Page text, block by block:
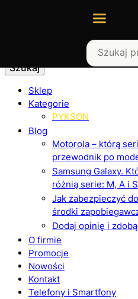
Sklep
Kategorie
PYKSON
Blog
Motorola – którą
przewodnik po
Samsung Galaxy.
różnią serie: M, A i
Jak zabezpieczyć
środki
Dodaj opinię i
O firmie
Promocje
Nowości
Kontakt
Telefony i Smartfony